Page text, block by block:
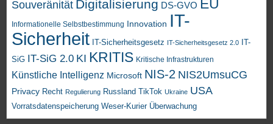
Souveränität Digitalisierung DS-GVO EU
Informationelle Selbstbestimmung Innovation IT-
Sicherheit IT-Sicherheitsgesetz IT-Sicherheitsgesetz 2.0
IT-
SiG IT-SiG 2.0 KI KRITIS Kritische Infrastrukturen
Künstliche Intelligenz Microsoft NIS-2 NIS2UmsuCG
Privacy Recht Regulierung Russland TikTok Ukraine USA
Vorratsdatenspeicherung Weser-Kurier Überwachung